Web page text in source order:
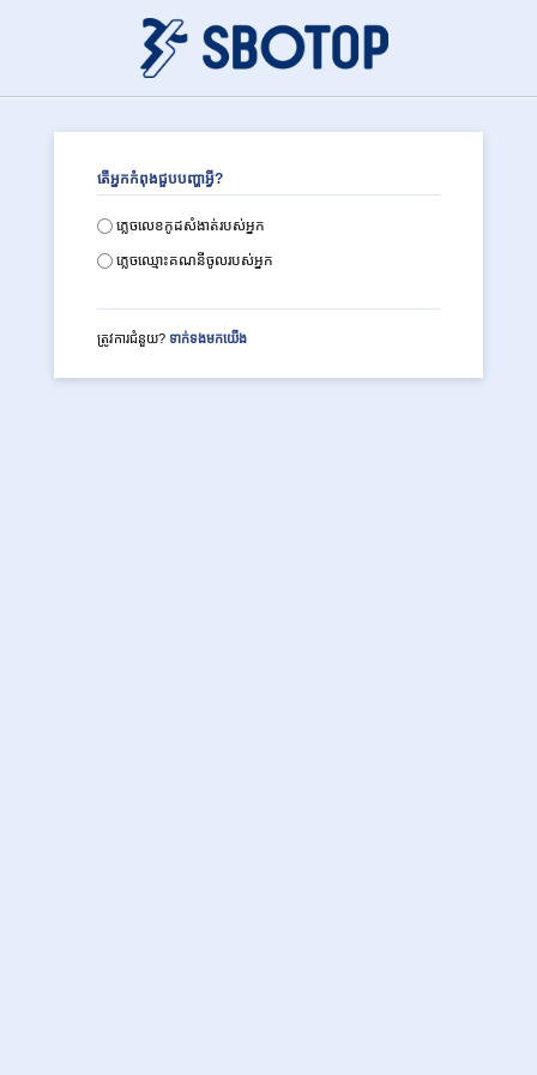
តើ​អ្នក​កំពុង​ជួប​បញ្ហា​អ្វី?
ភ្លេចលេខកូដសំងាត់របស់អ្នក
ភ្លេចឈ្មោះគណនីចូលរបស់អ្នក
ត្រូវការ​ជំនួយ? ទាក់ទង​មក​យើង